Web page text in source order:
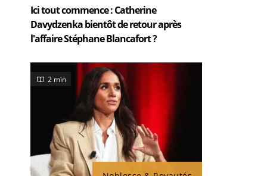
Ici tout commence : Catherine
Davydzenka bientôt de retour après
l'affaire Stéphane Blancafort ?
2 min